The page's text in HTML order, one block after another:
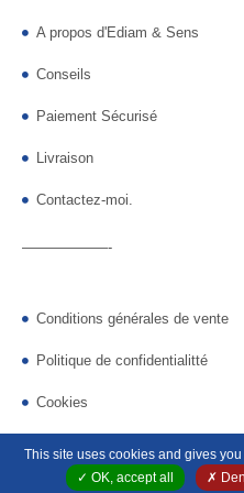
A propos d'Ediam & Sens
Conseils
Paiement Sécurisé
Livraison
Contactez-moi.
——————-
Conditions générales de vente
Politique de confidentialitté
Cookies
This site uses cookies and gives
OK, accept all